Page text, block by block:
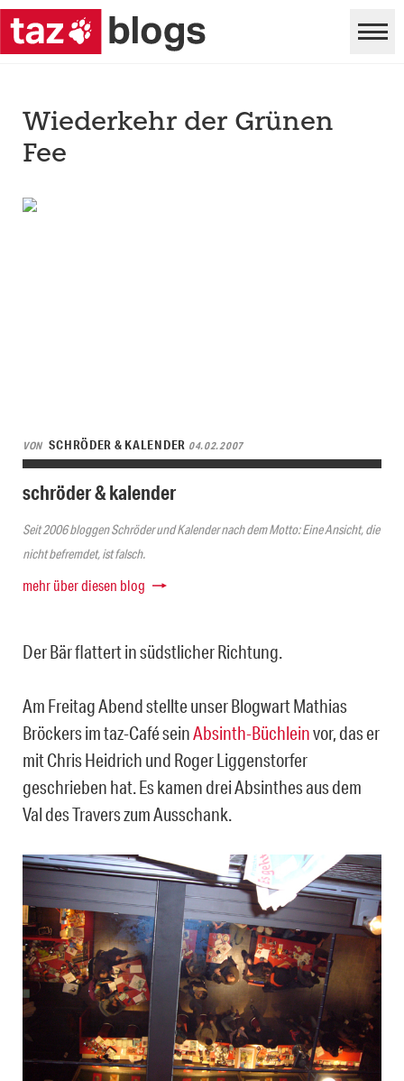
Wiederkehr der Grünen
Fee
VON SCHRÖDER & KALENDER 04.02.2007
schröder & kalender
Seit 2006 bloggen Schröder und Kalender nach dem Motto: Eine Ansicht, die
nicht befremdet, ist falsch.
mehr über diesen blog
Der Bär flattert in südstlicher Richtung.
Am Freitag Abend stellte unser Blogwart Mathias
Bröckers im taz-Café seinAbsinth-Büchleinvor, das er
mit Chris Heidrich und Roger Liggenstorfer
geschrieben hat. Es kamen drei Absinthes aus dem
Val des Travers zum Ausschank.